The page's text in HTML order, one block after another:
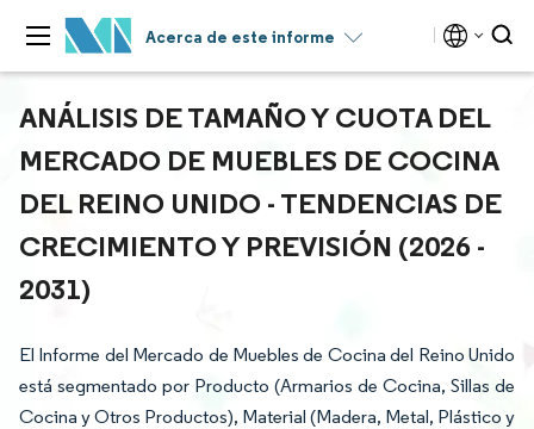
Acerca de este informe
ANÁLISIS DE TAMAÑO Y CUOTA DEL
MERCADO DE MUEBLES DE COCINA
DEL REINO UNIDO - TENDENCIAS DE
CRECIMIENTO Y PREVISIÓN (2026 -
2031)
El Informe del Mercado de Muebles de Cocina del Reino Unido
está segmentado por Producto (Armarios de Cocina, Sillas de
Cocina y Otros Productos), Material (Madera, Metal, Plástico y